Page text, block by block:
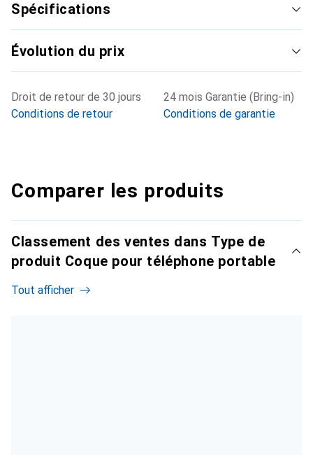
Spécifications
Évolution du prix
Droit de retour de 30 jours
Conditions de retour
24 mois Garantie (Bring-in)
Conditions de garantie
Comparer les produits
Classement des ventes dans Type de
produit Coque pour téléphone portable
Tout afficher